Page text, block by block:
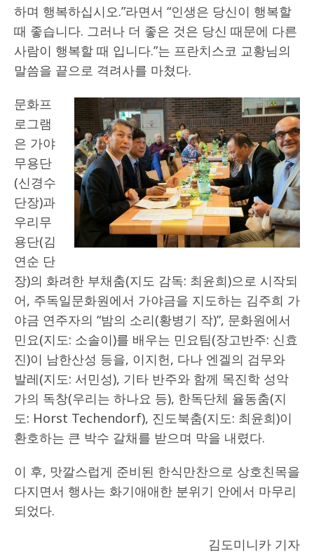
하며 행복하십시오.”라면서 “인생은 당신이 행복할
때 좋습니다. 그러나 더 좋은 것은 당신 때문에 다른
사람이 행복할 때 입니다.”는 프란치스코 교황님의
말씀을 끝으로 격려사를 마쳤다.
문화프
로그램
은 가야
무용단
(신경수
단장)과
우리무
용단(김
연순 단
장)의 화려한 부채춤(지도 감독: 최윤희)으로 시작되
어, 주독일문화원에서 가야금을 지도하는 김주희 가
야금 연주자의 “밤의 소리(황병기 작)”, 문화원에서
민요(지도: 소솔이)를 배우는 민요팀(장고반주: 신효
진)이 남한산성 등을, 이지헌, 다나 엔겔의 검무와
발레(지도: 서민성), 기타 반주와 함께 목진학 성악
가의 독창(우리는 하나요 등), 한독단체 율동춤(지
도: Horst Techendorf), 진도북춤(지도: 최윤희)이
환호하는 큰 박수 갈채를 받으며 막을 내렸다.
이 후, 맛깔스럽게 준비된 한식만찬으로 상호친목을
다지면서 행사는 화기애애한 분위기 안에서 마무리
되었다.
김도미니카 기자